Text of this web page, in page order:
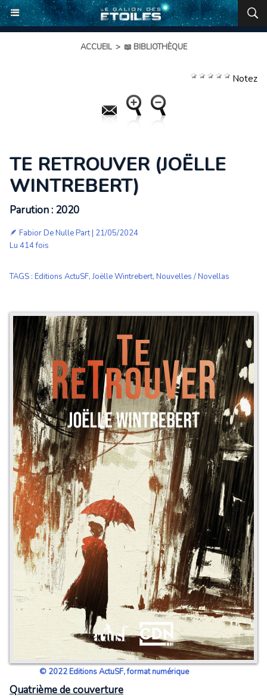
ACCUEIL > 📖 BIBLIOTHÈQUE
Notez
TE RETROUVER (JOËLLE
WINTREBERT)
Parution : 2020
🪶 Fabior De Nulle Part| 21/05/2024
Lu 414 fois
TAGS : Editions ActuSF,Joëlle Wintrebert, Nouvelles / Novellas
© 2022 Editions ActuSF, format numérique
Quatrième de couverture